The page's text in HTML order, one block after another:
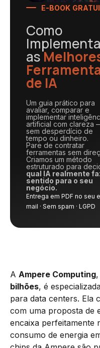
E-BOOK
Como
as
de IA
Um guia prático para
avaliar, comparar e
implementar
artificial com clareza
sem desperdício de
tempo ou dinheiro.
Pare de contratar
ferramentas sem
Criamos um método
estruturado para
qual IA realmente
sentido para o seu
negócio.
Entrega em PDF no seu
mail · Sem spam · LGPD
A Ampere Computing
bilhões, é
para data centers. Ela
com uma proposta de
encaixa perfeitamente
consumo de energia